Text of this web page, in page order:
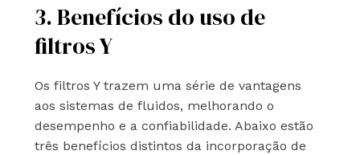
3. Benefícios do uso de
filtros Y
Os filtros Y trazem uma série de vantagens
aos sistemas de fluidos, melhorando o
desempenho e a confiabilidade. Abaixo estão
três benefícios distintos da incorporação de